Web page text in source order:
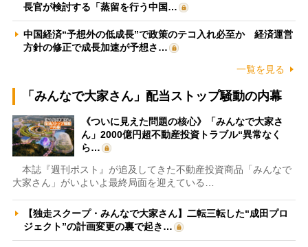
長官が検討する「蒸留を行う中国…
中国経済“予想外の低成長”で政策のテコ入れ必至か 経済運営
方針の修正で成長加速が予想さ…
一覧を見る
「みんなで大家さん」配当ストップ騒動の内幕
《ついに見えた問題の核心》「みんなで大家さ
ん」2000億円超不動産投資トラブル“異常なく
ら…
本誌『週刊ポスト』が追及してきた不動産投資商品「みんなで
大家さん」がいよいよ最終局面を迎えている…
【独走スクープ・みんなで大家さん】二転三転した“成田プロ
ジェクト”の計画変更の裏で起き…